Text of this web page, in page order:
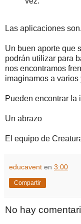
Las aplicaciones
Un buen aporte que
podrán utilizar para
nos encontramos
imaginamos a
Pueden encontrar la
Un abrazo
El equipo de
educavent en 3:00
Compartir
No hay